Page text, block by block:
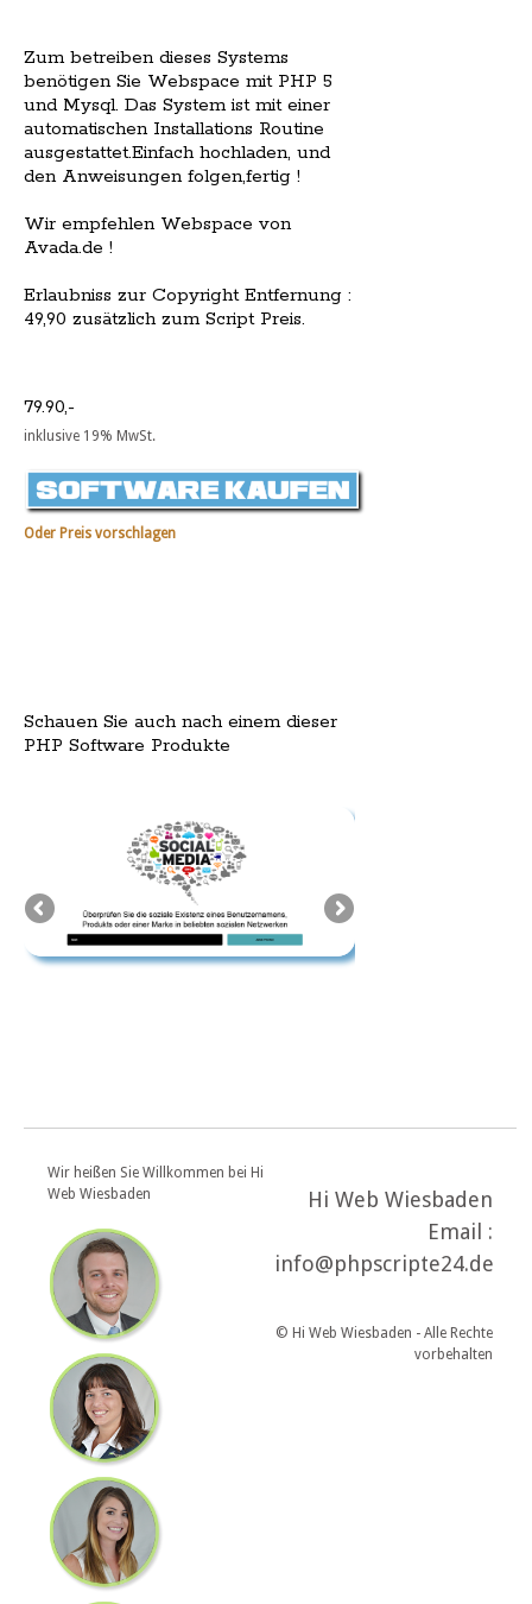
Zum betreiben dieses Systems
benötigen Sie Webspace mit PHP 5
und Mysql. Das System ist mit einer
automatischen Installations Routine
ausgestattet.Einfach hochladen, und
den Anweisungen folgen,fertig !
Wir empfehlen Webspace von
Avada.de !
Erlaubniss zur Copyright Entfernung :
49,90 zusätzlich zum Script Preis.
79.90,-
inklusive 19% MwSt.
Oder Preis vorschlagen
Schauen Sie auch nach einem dieser
PHP Software Produkte
Wir heißen Sie Willkommen bei Hi
Web Wiesbaden
Hi Web Wiesbaden
Email :
info@phpscripte24.de
© Hi Web Wiesbaden - Alle Rechte
vorbehalten